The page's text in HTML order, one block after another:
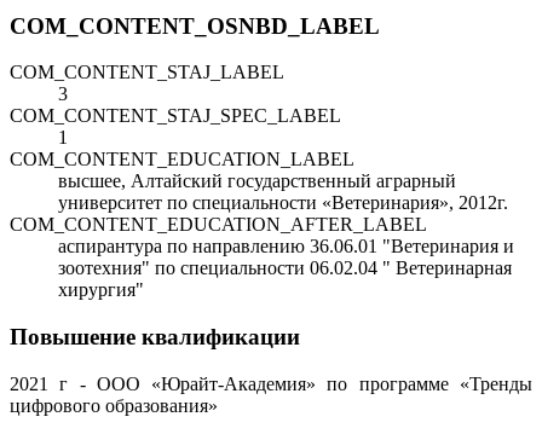
COM_CONTENT_OSNBD_LABEL
COM_CONTENT_STAJ_LABEL
3
COM_CONTENT_STAJ_SPEC_LABEL
1
COM_CONTENT_EDUCATION_LABEL
высшее, Алтайский государственный аграрный
университет по специальности «Ветеринария», 2012г.
COM_CONTENT_EDUCATION_AFTER_LABEL
аспирантура по направлению 36.06.01 "Ветеринария и
зоотехния" по специальности 06.02.04 " Ветеринарная
хирургия"
Повышение квалификации
2021 г - ООО «Юрайт-Академия» по программе «Тренды
цифрового образования»